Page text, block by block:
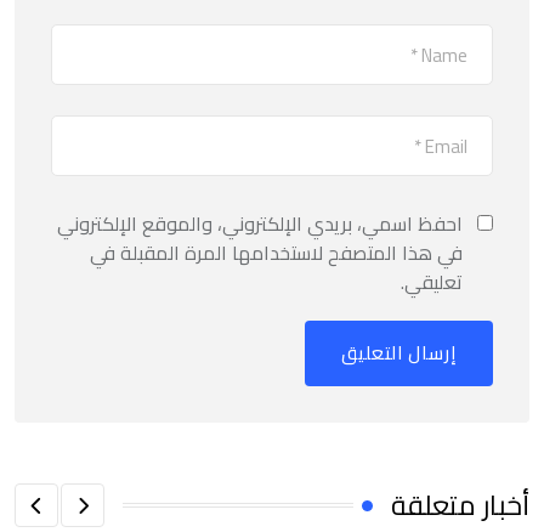
احفظ اسمي، بريدي الإلكتروني، والموقع الإلكتروني
في هذا المتصفح لاستخدامها المرة المقبلة في
تعليقي.
أخبار متعلقة